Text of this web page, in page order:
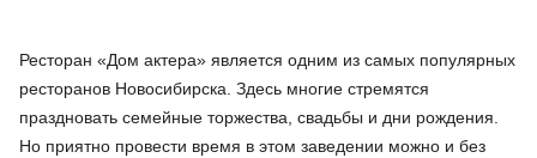
Ресторан «Дом актера» является одним из самых популярных
ресторанов Новосибирска. Здесь многие стремятся
праздновать семейные торжества, свадьбы и дни рождения.
Но приятно провести время в этом заведении можно и без